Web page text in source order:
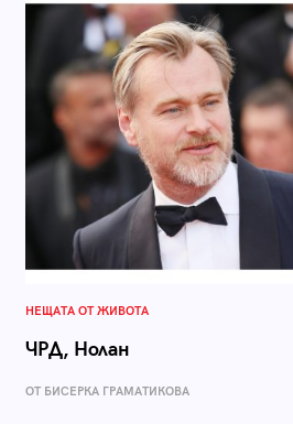
НЕЩАТА ОТ ЖИВОТА
ЧРД, Нолан
ОТ БИСЕРКА ГРАМАТИКОВА